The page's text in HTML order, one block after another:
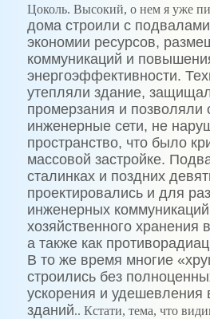
Цоколь. Высокий, о нем я уже
дома строили с
экономии ресурсов,
коммуникаций и
энергоэффективности.
утепляли здание,
промерзания и позволяли
инженерные сети, не
пространство, что было
массовой застройке.
сталинках и поздних
проектировались и для
инженерных
хозяйственного
а также как
В то же время многие
строились без
ускорения и удешевления
зданий.. Кстати, тема, что